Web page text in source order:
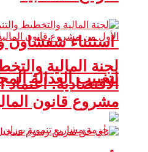
استثناء شفشاون
لتغييب العدالة
لجنة المالية
الاقتصادية:
مشروع قانون